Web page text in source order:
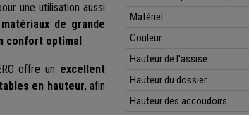
une utilisation aussi
matériaux de grande
confort optimal.
offre un excellent
en hauteur, afin
Matériel
Couleur
Hauteur de l'assise
Hauteur du dossier
Hauteur des accoudoirs